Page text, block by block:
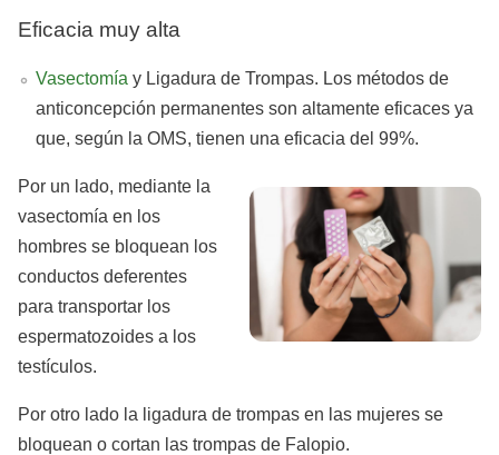
Eficacia muy alta
Vasectomía y Ligadura de Trompas. Los métodos de
anticoncepción permanentes son altamente eficaces ya
que, según la OMS, tienen una eficacia del 99%.
Por un lado, mediante la
vasectomía en los
hombres se bloquean los
conductos deferentes
para transportar los
espermatozoides a los
testículos.
Por otro lado la ligadura de trompas en las mujeres se
bloquean o cortan las trompas de Falopio.